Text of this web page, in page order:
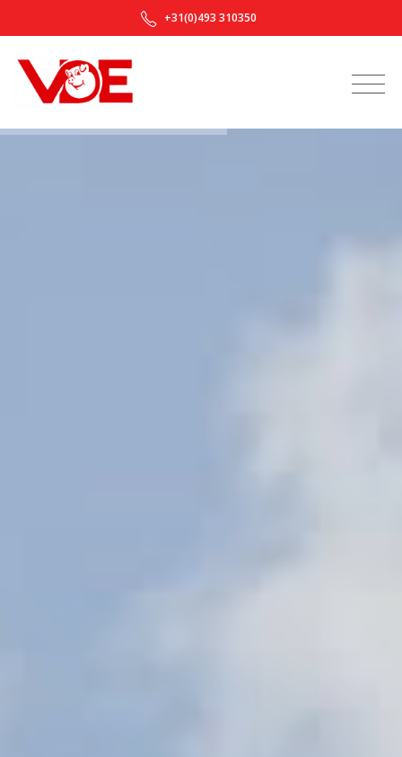
+31(0)493 310350